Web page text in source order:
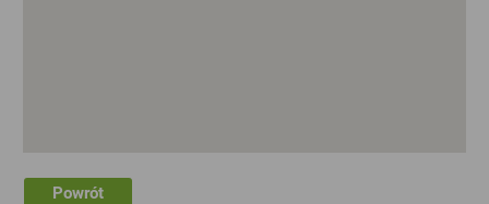
Powrót